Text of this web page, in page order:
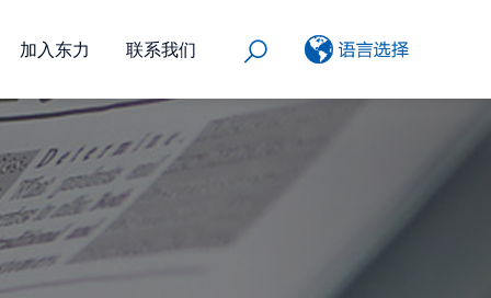
加入东力 联系我们